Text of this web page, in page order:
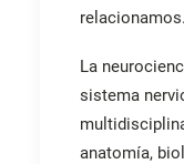
relacionamos.
La
sistema
anatomía,